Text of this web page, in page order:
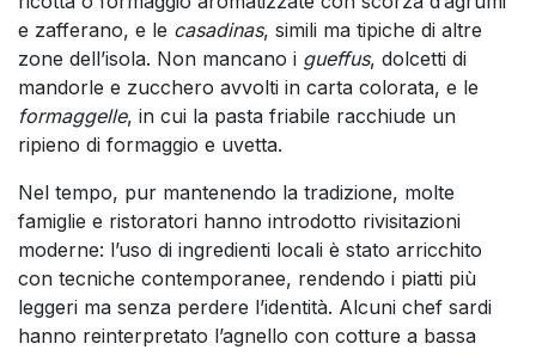
e zafferano, e le casadinas, simili ma tipiche di altre
zone dell’isola. Non mancano i gueffus, dolcetti di
mandorle e zucchero avvolti in carta colorata, e le
formaggelle, in cui la pasta friabile racchiude un
ripieno di formaggio e uvetta.
Nel tempo, pur mantenendo la tradizione, molte
famiglie e ristoratori hanno introdotto rivisitazioni
moderne: l’uso di ingredienti locali è stato arricchito
con tecniche contemporanee, rendendo i piatti più
leggeri ma senza perdere l’identità. Alcuni chef sardi
hanno reinterpretato l’agnello con cotture a bassa